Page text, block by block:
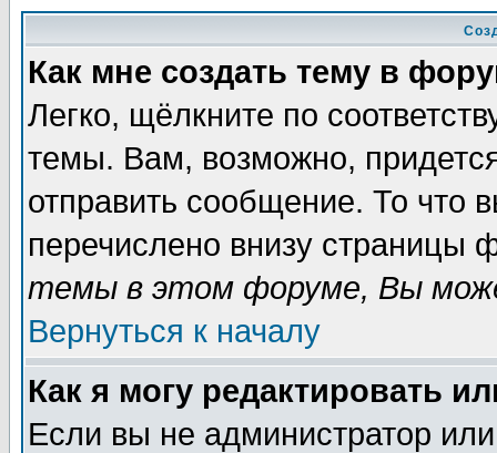
Как мне создать тему в
Легко, щёлкните по
темы. Вам, возможно,
отправить сообщение. То что
перечислено внизу страницы
темы в этом форуме, Вы
Вернуться к началу
Как я могу редактировать
Если вы не администратор